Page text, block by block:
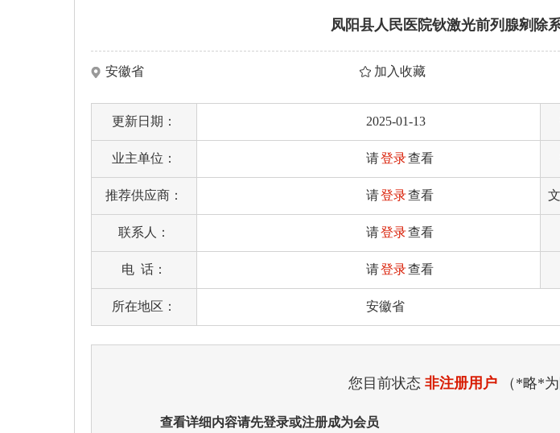
凤阳县人民医院钬激光前列腺剜除
安徽省 加入收藏
更新日期： 2025-01-13
业主单位： 请登录查看
推荐供应商： 请登录查看
联系人： 请登录查看
电 话： 请登录查看
所在地区： 安徽省
您目前状态 非注册用户 （*略*
查看详细内容请先登录或注册成为会员